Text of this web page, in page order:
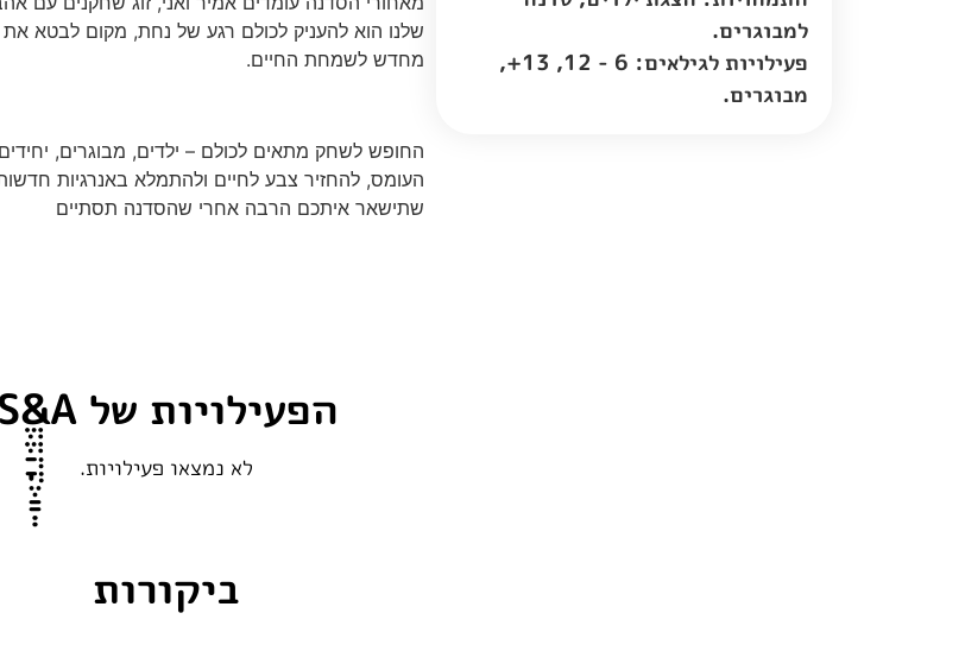
למבוגרים.
פעילויות לגילאים: 6 - 12, 13+,
מבוגרים.
שלנו הוא להעניק לכולם רגע של נחת, מקום לבטא
מחדש לשמחת החיים.
החופש לשחק מתאים לכולם – ילדים, מבוגרים,
העומס, להחזיר צבע לחיים ולהתמלא באנרגיות
שתישאר איתכם הרבה אחרי שהסדנה תסתיים
הפעילויות של Sְֱֱֲֳֶַַ&A
לא נמצאו פעילויות.
ביקורות